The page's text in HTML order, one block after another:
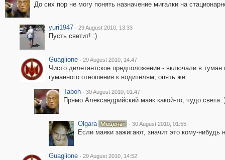
До сих пор не могу понять назначение мигалки на
yuri1947 · 29 August 2010, 13:33
Пусть светит! :)
Guaglione · 29 August 2010, 14:47
Чисто дилетантское предположение - включали в
гуманного отношения к водителям, опять же.
Taboh · 30 August 2010, 01:47
Прямо Александрийский маяк какой-то, чудо света
Olgara · 30 August 2010, 01:55
Если маяки зажигают, значит это кому-
Guaglione · 29 August 2010, 14:52